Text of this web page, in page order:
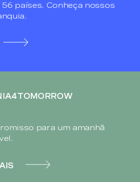
países. Conheça nossos
para um amanhã